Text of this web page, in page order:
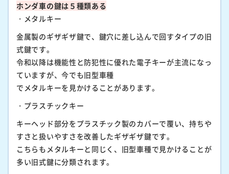
ホンダ車の鍵は５種類ある
・メタルキー
金属製のギザギザ鍵で、鍵穴に差し込んで回すタイプの旧
式鍵です。
令和以降は機能性と防犯性に優れた電子キーが主流になっ
ていますが、今でも旧型車種
でメタルキーを見かけることがあります。
・プラスチックキー
キーヘッド部分をプラスチック製のカバーで覆い、持ちや
すさと扱いやすさを改善したギザギザ鍵です。
こちらもメタルキーと同じく、旧型車種で見かけることが
多い旧式鍵に分類されます。